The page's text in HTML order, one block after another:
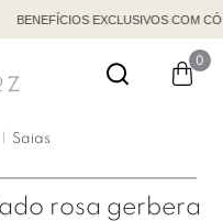
CÓDIGO DE VENDEDORA
0
Saias
rosa gerbera